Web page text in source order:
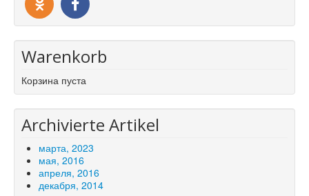
Warenkorb
Корзина пуста
Archivierte Artikel
марта, 2023
мая, 2016
апреля, 2016
декабря, 2014